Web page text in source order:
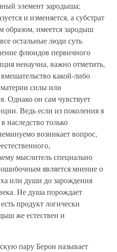
элемент зародыша;
и изменяется, а субстрат
образом, имеется зародыш
остальные люди суть
флюидов первичного
ненаучна, важно отметить,
какой-либо
силы или
Однако он сам чувствует
Ведь если из поколения в
наследство только
возникает вопрос,
мыслитель специально
ошибочным является мнение о
или души до зарождения
Не душа порождает
продукт логически
же естествен и
пару Берон называет